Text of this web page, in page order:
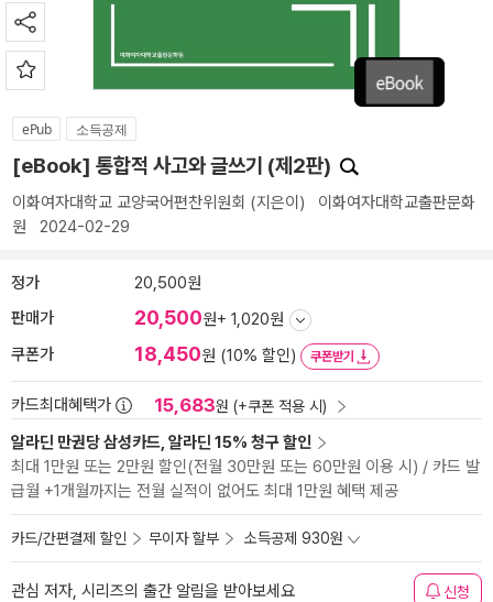
ePub 소득공제
[eBook] 통합적 사고와 글쓰기 (제2판)
이화여자대학교 교양국어편찬위원회 (지은이) 이화여자대학교출판문화
원 2024-02-29
정가
20,500원
판매가
20,500원+ 1,020원
쿠폰가
18,450원 (10% 할인) 쿠폰받기
카드최대혜택가 15,683원 (+쿠폰 적용 시)
알라딘 만권당 삼성카드, 알라딘 15% 청구 할인
최대 1만원 또는 2만원 할인(전월 30만원 또는 60만원 이용 시) / 카드 발
급월 +1개월까지는 전월 실적이 없어도 최대 1만원 혜택 제공
카드/간편결제 할인 무이자 할부 소득공제 930원
관심 저자, 시리즈의 출간 알림을 받아보세요 신청